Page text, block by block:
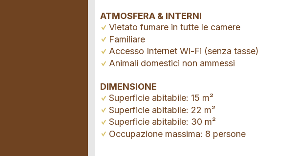
ATMOSFERA & INTERNI
Vietato fumare in tutte le camere
Familiare
Accesso Internet Wi-Fi (senza tasse)
Animali domestici non ammessi
DIMENSIONE
Superficie abitabile: 15 m²
Superficie abitabile: 22 m²
Superficie abitabile: 30 m²
Occupazione massima: 8 persone